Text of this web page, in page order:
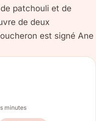
patchouli et de
de deux
est signé Ane
minutes